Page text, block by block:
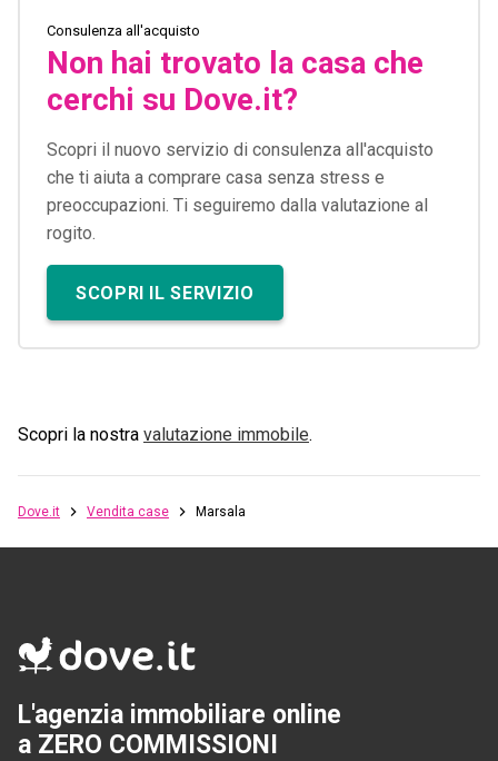
Consulenza all'acquisto
Non hai trovato la casa che
cerchi su Dove.it?
Scopri il nuovo servizio di consulenza all'acquisto
che ti aiuta a comprare casa senza stress e
preoccupazioni. Ti seguiremo dalla valutazione al
rogito.
SCOPRI IL SERVIZIO
Scopri la nostra valutazione immobile.
Dove.it Vendita case Marsala
L'agenzia immobiliare online
a ZERO COMMISSIONI